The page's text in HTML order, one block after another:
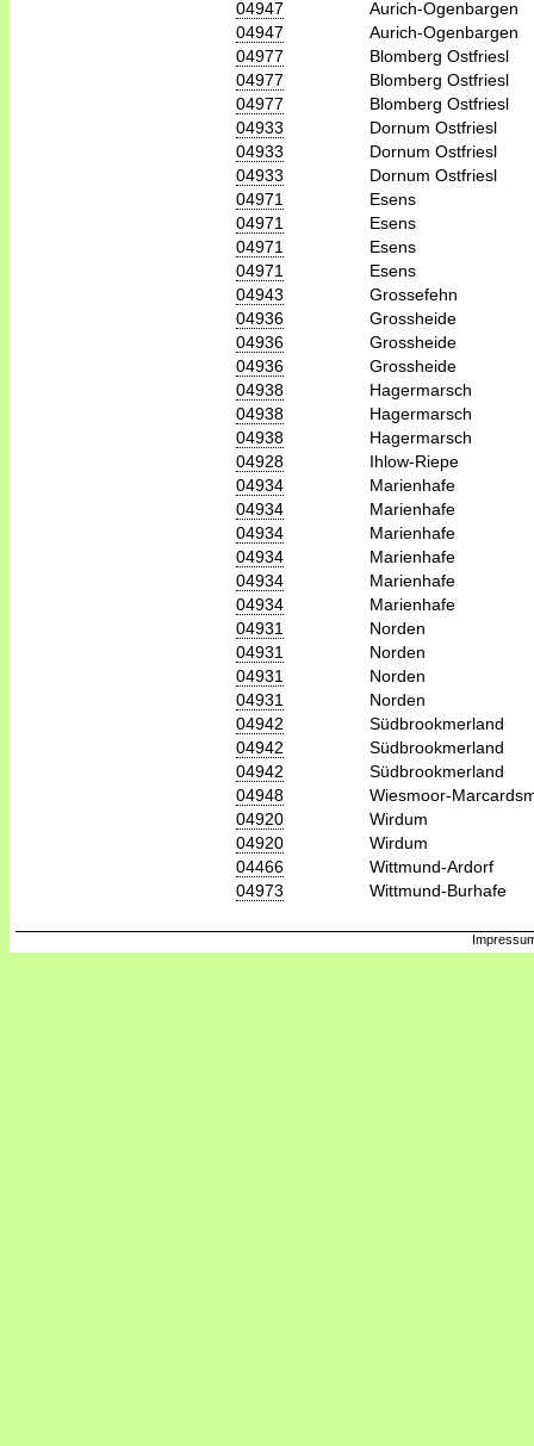
04947
Aurich-Ogenbargen
04947
Aurich-Ogenbargen
04977
Blomberg Ostfriesl
04977
Blomberg Ostfriesl
04977
Blomberg Ostfriesl
04933
Dornum Ostfriesl
04933
Dornum Ostfriesl
04933
Dornum Ostfriesl
04971
Esens
04971
Esens
04971
Esens
04971
Esens
04943
Grossefehn
04936
Grossheide
04936
Grossheide
04936
Grossheide
04938
Hagermarsch
04938
Hagermarsch
04938
Hagermarsch
04928
Ihlow-Riepe
04934
Marienhafe
04934
Marienhafe
04934
Marienhafe
04934
Marienhafe
04934
Marienhafe
04934
Marienhafe
04931
Norden
04931
Norden
04931
Norden
04931
Norden
04942
Südbrookmerland
04942
Südbrookmerland
04942
Südbrookmerland
04948
Wiesmoor-
04920
Wirdum
04920
Wirdum
04466
Wittmund-Ardorf
04973
Wittmund-Burhafe